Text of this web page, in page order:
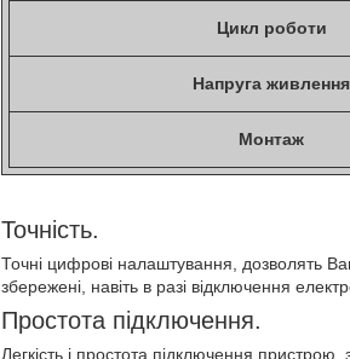
Цикл роботи
Напруга живлення
Монтаж
Точність.
Точні цифрові налаштування, дозволять
збережені, навіть в разі відключення
Простота підключення.
Легкість і простота підключення